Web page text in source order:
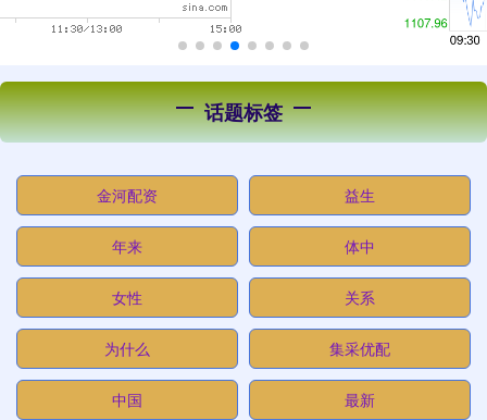
话题标签
金河配资 益生
年来 体中
女性 关系
为什么 集采优配
中国 最新